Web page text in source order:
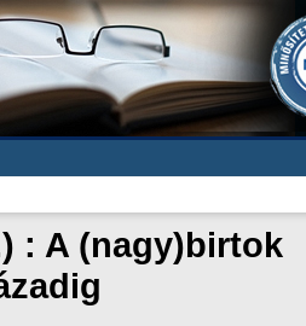
: A (nagy)birtok